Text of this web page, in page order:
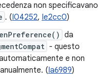
non specificavano
. (I04252, Ie2cc0)
da
- questo
e non
(Ia6989)